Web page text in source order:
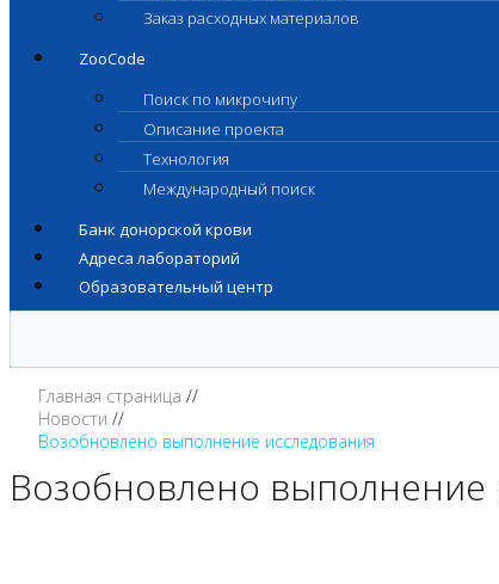
Заказ расходных материалов
ZooCode
Поиск по микрочипу
Описание проекта
Технология
Международный поиск
Банк донорской крови
Адреса лабораторий
Образовательный центр
Главная страница
Новости
Возобновлено выполнение исследования
Возобновлено выполнение